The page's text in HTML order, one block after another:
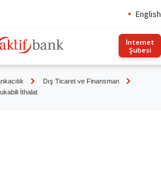
English
İnternet
Şubesi
Dış Ticaret ve Finansman
İthalat